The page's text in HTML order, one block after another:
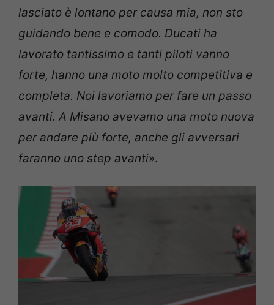
lasciato è lontano per causa mia, non sto
guidando bene e comodo. Ducati ha
lavorato tantissimo e tanti piloti vanno
forte, hanno una moto molto competitiva e
completa. Noi lavoriamo per fare un passo
avanti. A Misano avevamo una moto nuova
per andare più forte, anche gli avversari
faranno uno step avanti».